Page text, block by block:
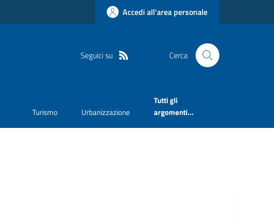
Accedi all'area personale
Seguici su Cerca
Turismo Urbanizzazione
Tutti gli
argomenti...